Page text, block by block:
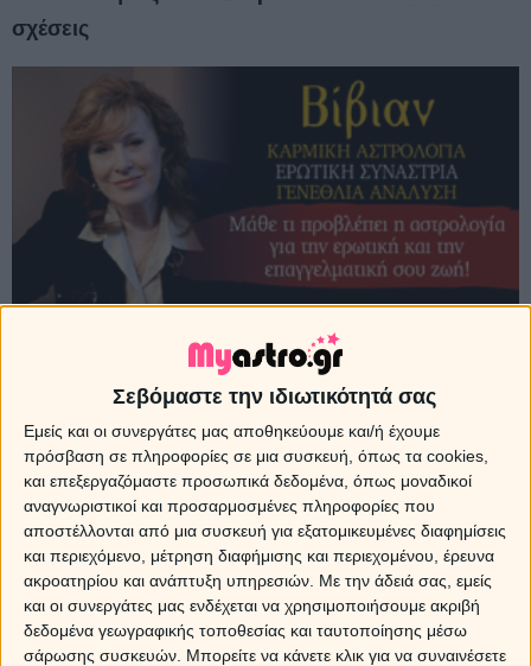
Σεβόμαστε την ιδιωτικότητά σας
Εμείς και οι συνεργάτες μας αποθηκεύουμε και/ή έχουμε
πρόσβαση σε πληροφορίες σε μια συσκευή, όπως τα cookies,
και επεξεργαζόμαστε προσωπικά δεδομένα, όπως μοναδικοί
αναγνωριστικοί και προσαρμοσμένες πληροφορίες που
αποστέλλονται από μια συσκευή για εξατομικευμένες διαφημίσεις
και περιεχόμενο, μέτρηση διαφήμισης και περιεχομένου, έρευνα
ακροατηρίου και ανάπτυξη υπηρεσιών. Με την άδειά σας, εμείς
και οι συνεργάτες μας ενδέχεται να χρησιμοποιήσουμε ακριβή
δεδομένα γεωγραφικής τοποθεσίας και ταυτοποίησης μέσω
σάρωσης συσκευών. Μπορείτε να κάνετε κλικ για να συναινέσετε
σχέσεις
Sponsored Links